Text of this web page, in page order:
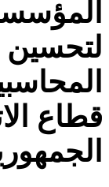
لتحسين
قطاع